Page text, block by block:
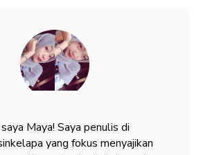
Maya! Saya penulis di
yang fokus menyajikan